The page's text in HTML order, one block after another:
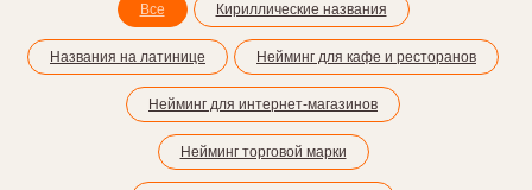
Все Кириллические названия
Названия на латинице Нейминг для кафе и ресторанов
Нейминг для интернет-магазинов
Нейминг торговой марки